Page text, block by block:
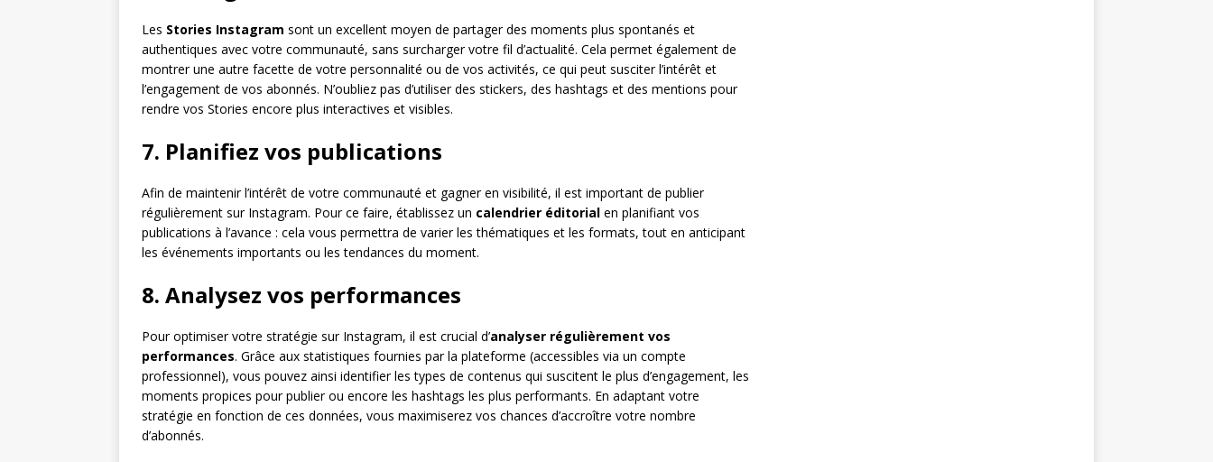
Les Stories Instagram sont un excellent moyen de partager des moments plus spontanés et
authentiques avec votre communauté, sans surcharger votre fil d’actualité. Cela permet également de
montrer une autre facette de votre personnalité ou de vos activités, ce qui peut susciter l’intérêt et
l’engagement de vos abonnés. N’oubliez pas d’utiliser des stickers, des hashtags et des mentions pour
rendre vos Stories encore plus interactives et visibles.
7. Planifiez vos publications
Afin de maintenir l’intérêt de votre communauté et gagner en visibilité, il est important de publier
régulièrement sur Instagram. Pour ce faire, établissez un calendrier éditorial en planifiant vos
publications à l’avance : cela vous permettra de varier les thématiques et les formats, tout en anticipant
les événements importants ou les tendances du moment.
8. Analysez vos performances
Pour optimiser votre stratégie sur Instagram, il est crucial d’analyser régulièrement vos
performances. Grâce aux statistiques fournies par la plateforme (accessibles via un compte
professionnel), vous pouvez ainsi identifier les types de contenus qui suscitent le plus d’engagement, les
moments propices pour publier ou encore les hashtags les plus performants. En adaptant votre
stratégie en fonction de ces données, vous maximiserez vos chances d’accroître votre nombre
d’abonnés.